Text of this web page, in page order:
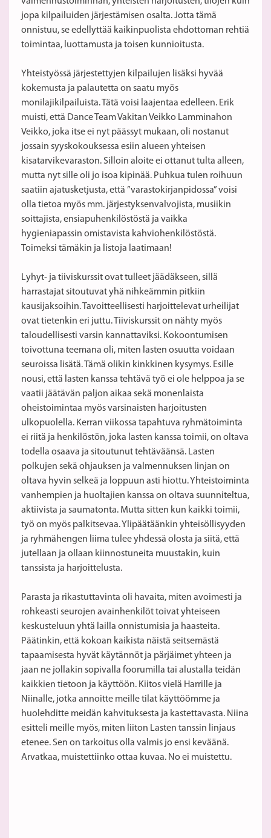
jopa kilpailuiden järjestämisen osalta. Jotta tämä
onnistuu, se edellyttää kaikinpuolista ehdottoman rehtiä
toimintaa, luottamusta ja toisen kunnioitusta.
Yhteistyössä järjestettyjen kilpailujen lisäksi hyvää
kokemusta ja palautetta on saatu myös
monilajikilpailuista. Tätä voisi laajentaa edelleen. Erik
muisti, että Dance Team Vakitan Veikko Lamminahon
Veikko, joka itse ei nyt päässyt mukaan, oli nostanut
jossain syyskokouksessa esiin alueen yhteisen
kisatarvikevaraston. Silloin aloite ei ottanut tulta alleen,
mutta nyt sille oli jo isoa kipinää. Puhkua tulen roihuun
saatiin ajatusketjusta, että ”varastokirjanpidossa” voisi
olla tietoa myös mm. järjestyksenvalvojista, musiikin
soittajista, ensiapuhenkilöstöstä ja vaikka
hygieniapassin omistavista kahviohenkilöstöstä.
Toimeksi tämäkin ja listoja laatimaan!
Lyhyt- ja tiiviskurssit ovat tulleet jäädäkseen, sillä
harrastajat sitoutuvat yhä nihkeämmin pitkiin
kausijaksoihin. Tavoitteellisesti harjoittelevat urheilijat
ovat tietenkin eri juttu. Tiiviskurssit on nähty myös
taloudellisesti varsin kannattaviksi. Kokoontumisen
toivottuna teemana oli, miten lasten osuutta voidaan
seuroissa lisätä. Tämä olikin kinkkinen kysymys. Esille
nousi, että lasten kanssa tehtävä työ ei ole helppoa ja se
vaatii jäätävän paljon aikaa sekä monenlaista
oheistoimintaa myös varsinaisten harjoitusten
ulkopuolella. Kerran viikossa tapahtuva ryhmätoiminta
ei riitä ja henkilöstön, joka lasten kanssa toimii, on oltava
todella osaava ja sitoutunut tehtäväänsä. Lasten
polkujen sekä ohjauksen ja valmennuksen linjan on
oltava hyvin selkeä ja loppuun asti hiottu. Yhteistoiminta
vanhempien ja huoltajien kanssa on oltava suunniteltua,
aktiivista ja saumatonta. Mutta sitten kun kaikki toimii,
työ on myös palkitsevaa. Ylipäätäänkin yhteisöllisyyden
ja ryhmähengen liima tulee yhdessä olosta ja siitä, että
jutellaan ja ollaan kiinnostuneita muustakin, kuin
tanssista ja harjoittelusta.
Parasta ja rikastuttavinta oli havaita, miten avoimesti ja
rohkeasti seurojen avainhenkilöt toivat yhteiseen
keskusteluun yhtä lailla onnistumisia ja haasteita.
Päätinkin, että kokoan kaikista näistä seitsemästä
tapaamisesta hyvät käytännöt ja pärjäimet yhteen ja
jaan ne jollakin sopivalla foorumilla tai alustalla teidän
kaikkien tietoon ja käyttöön. Kiitos vielä Harrille ja
Niinalle, jotka annoitte meille tilat käyttöömme ja
huolehditte meidän kahvituksesta ja kastettavasta. Niina
esitteli meille myös, miten liiton Lasten tanssin linjaus
etenee. Sen on tarkoitus olla valmis jo ensi keväänä.
Arvatkaa, muistettiinko ottaa kuvaa. No ei muistettu.